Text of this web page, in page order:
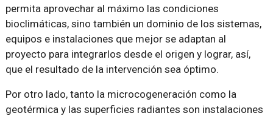
permita aprovechar al máximo las condiciones
bioclimáticas, sino también un dominio de los sistemas,
equipos e instalaciones que mejor se adaptan al
proyecto para integrarlos desde el origen y lograr, así,
que el resultado de la intervención sea óptimo.
Por otro lado, tanto la microcogeneración como la
geotérmica y las superficies radiantes son instalaciones